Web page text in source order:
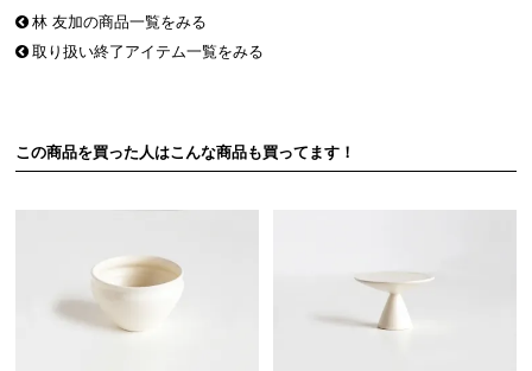
林 友加の商品一覧をみる
取り扱い終了アイテム一覧をみる
この商品を買った人はこんな商品も買ってます！